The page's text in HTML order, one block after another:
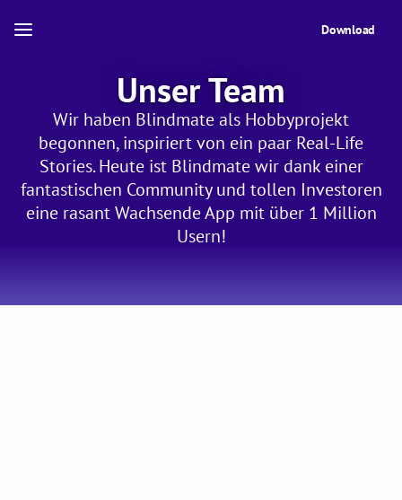
Download
Unser Team
Wir haben Blindmate als Hobbyprojekt
begonnen, inspiriert von ein paar Real-Life
Stories. Heute ist Blindmate wir dank einer
fantastischen Community und tollen Investoren
eine rasant Wachsende App mit über 1 Million
Usern!